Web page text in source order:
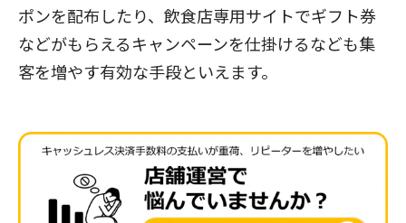
ポンを配布したり、飲食店専用サイトでギフト券
などがもらえるキャンペーンを仕掛けるなども集
客を増やす有効な手段といえます。